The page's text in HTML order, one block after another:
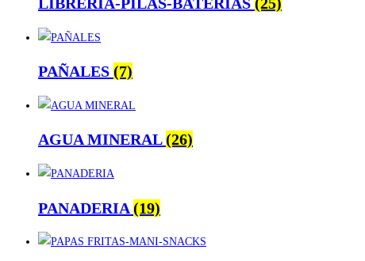
PAÑALES (7)
AGUA MINERAL(26)
PANADERIA(19)